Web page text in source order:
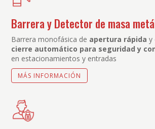
Barrera y Detector de masa
Barrera monofásica de apertura rápida y
cierre automático para seguridad y
en estacionamientos y entradas
MÁS INFORMACIÓN